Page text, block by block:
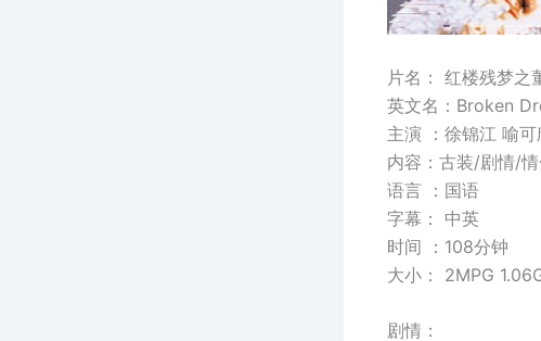
片名： 红楼残梦之
英文名：Broken
主演 ：徐锦江 喻
内容：古装/剧情/
语言 ：国语
字幕： 中英
时间 ：108分钟
大小： 2MPG
剧情：